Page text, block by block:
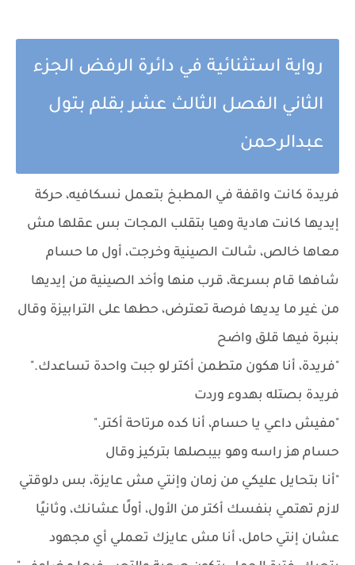
رواية استثنائية في دائرة الرفض الجزء
الثاني الفصل الثالث عشر بقلم بتول
عبدالرحمن
فريدة كانت واقفة في المطبخ بتعمل نسكافيه، حركة
إيديها كانت هادية وهيا بتقلب المجات بس عقلها مش
معاها خالص، شالت الصينية وخرجت، أول ما حسام
شافها قام بسرعة، قرب منها وأخد الصينية من إيديها
من غير ما يديها فرصة تعترض، حطها على الترابيزة وقال
بنبرة فيها قلق واضح
"فريدة، أنا هكون متطمن أكتر لو جبت واحدة تساعدك."
فريدة بصتله بهدوء وردت
"مفيش داعي يا حسام، أنا كده مرتاحة أكتر."
حسام هز راسه وهو بيبصلها بتركيز وقال
"أنا بتحايل عليكي من زمان وإنتي مش عايزة، بس دلوقتي
لازم تهتمي بنفسك أكتر من الأول، أولًا عشانك، وثانيًا
عشان إنتي حامل، أنا مش عايزك تعملي أي مجهود